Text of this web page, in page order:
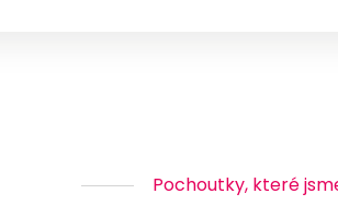
Pochoutky, které